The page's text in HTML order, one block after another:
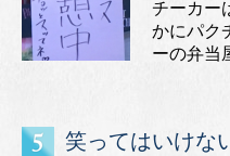
チーカー
かにパク
ーの弁当
笑ってはいけな